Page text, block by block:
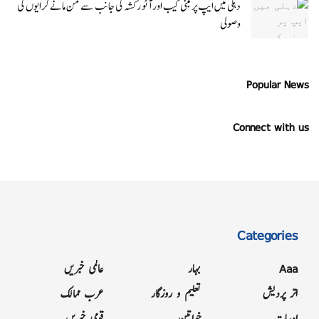
دہلی میں ایپ پر مبنی کیب اور آٹو رکشہ کی جانب سے من مانے کرایوں کی
وصولی
Popular News
Connect with us
Categories
Aaa
اتر پردیش
بہار
تعلیم و روزگار
عالمی خبریں
عرب ممالک